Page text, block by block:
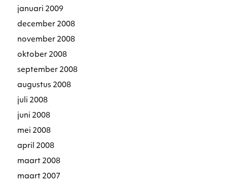
januari 2009
december 2008
november 2008
oktober 2008
september 2008
augustus 2008
juli 2008
juni 2008
mei 2008
april 2008
maart 2008
maart 2007